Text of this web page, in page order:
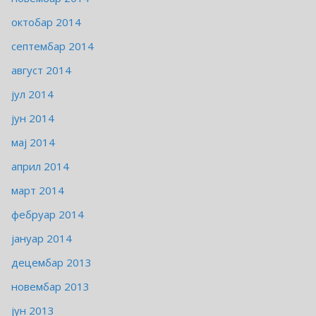
октобар 2014
септембар 2014
август 2014
јул 2014
јун 2014
мај 2014
април 2014
март 2014
фебруар 2014
јануар 2014
децембар 2013
новембар 2013
јун 2013